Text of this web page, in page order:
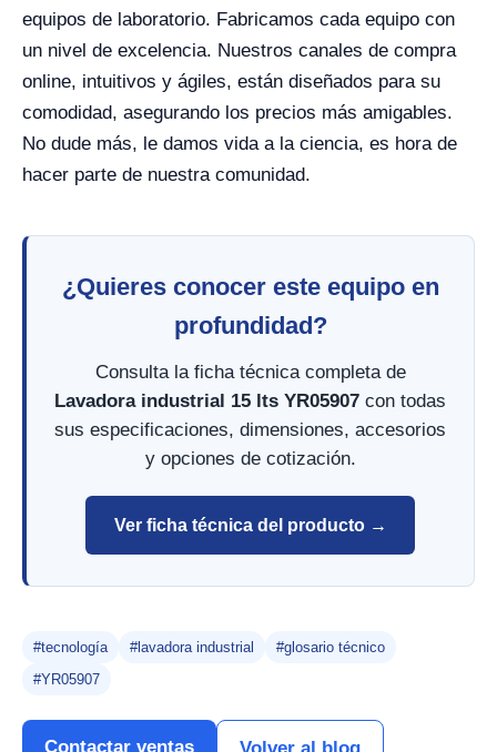
equipos de laboratorio. Fabricamos cada equipo con
un nivel de excelencia. Nuestros canales de compra
online, intuitivos y ágiles, están diseñados para su
comodidad, asegurando los precios más amigables.
No dude más, le damos vida a la ciencia, es hora de
hacer parte de nuestra comunidad.
¿Quieres conocer este equipo en
profundidad?
Consulta la ficha técnica completa de
Lavadora industrial 15 lts YR05907 con todas
sus especificaciones, dimensiones, accesorios
y opciones de cotización.
Ver ficha técnica del producto →
#tecnología #lavadora industrial
#glosario técnico
#YR05907
Contactar ventas